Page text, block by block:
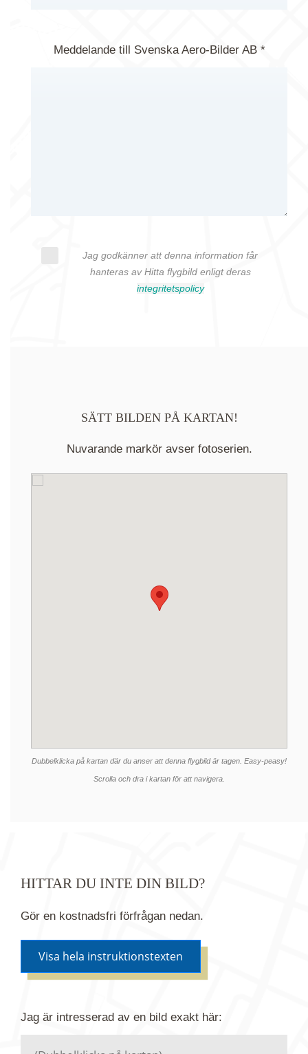
Meddelande till Svenska Aero-Bilder AB *
Jag godkänner att denna information får
hanteras av Hitta flygbild enligt deras
integritetspolicy
SÄTT BILDEN PÅ KARTAN!
Nuvarande markör avser fotoserien.
Dubbelklicka på kartan där du anser att denna flygbild är tagen. Easy-peasy!
Scrolla och dra i kartan för att navigera.
HITTAR DU INTE DIN BILD?
Gör en kostnadsfri förfrågan nedan.
Visa hela instruktionstexten
Jag är intresserad av en bild exakt här: